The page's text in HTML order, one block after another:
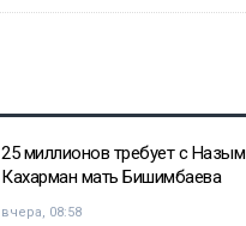
25 миллионов требует с Назым
Кахарман мать Бишимбаева
вчера, 08:58